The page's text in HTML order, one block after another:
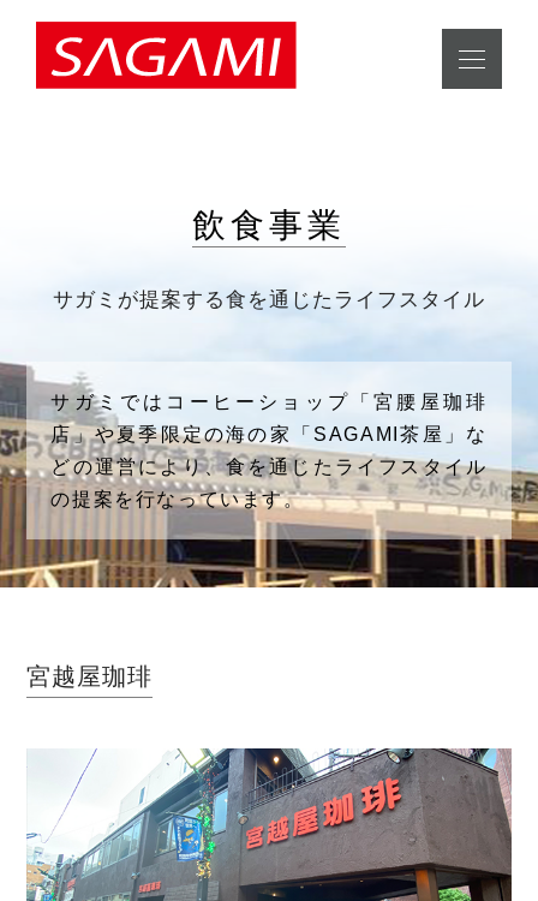
飲食事業
サガミが提案する食を通じたライフスタイル
サガミではコーヒーショップ「宮腰屋珈琲
店」や夏季限定の海の家「SAGAMI茶屋」な
どの運営により、食を通じたライフスタイル
の提案を行なっています。
宮越屋珈琲